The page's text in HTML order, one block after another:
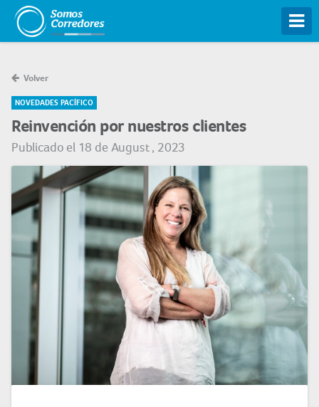
Volver
NOVEDADES PACÍFICO
Reinvención por nuestros clientes
Publicado el 18 de August , 2023